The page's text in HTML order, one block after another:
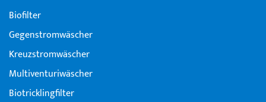
Biofilter
Gegenstromwäscher
Kreuzstromwäscher
Multiventuri­wäscher
Biotricklingfilter